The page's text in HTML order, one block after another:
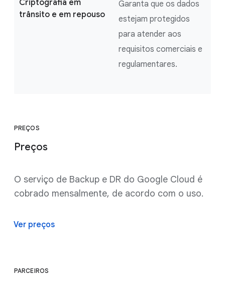
Criptografia em
trânsito e em repouso
Garanta que os dados
estejam protegidos
para atender aos
requisitos comerciais e
regulamentares.
PREÇOS
Preços
O serviço de Backup e DR do Google Cloud é
cobrado mensalmente, de acordo com o uso.
Ver preços
PARCEIROS